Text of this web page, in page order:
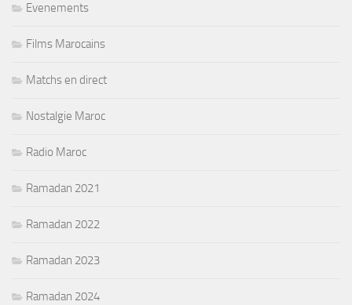
Evenements
Films Marocains
Matchs en direct
Nostalgie Maroc
Radio Maroc
Ramadan 2021
Ramadan 2022
Ramadan 2023
Ramadan 2024